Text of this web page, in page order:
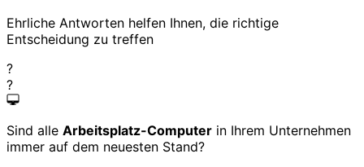
Ehrliche Antworten helfen Ihnen, die richtige
Entscheidung zu treffen
?
?
Sind alle Arbeitsplatz-Computer in Ihrem Unternehmen
immer auf dem neuesten Stand?